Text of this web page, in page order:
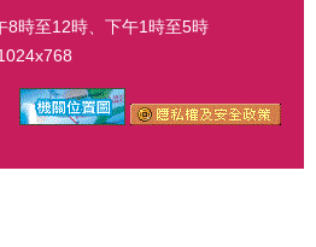
8時至12時、下午1時至5時